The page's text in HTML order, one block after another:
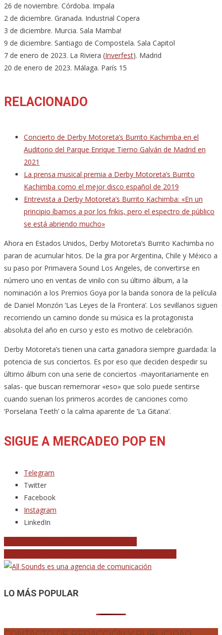
26 de noviembre. Córdoba. Impala
2 de diciembre. Granada. Industrial Copera
3 de diciembre. Murcia. Sala Mamba!
9 de diciembre. Santiago de Compostela. Sala Capitol
7 de enero de 2023. La Riviera (Inverfest). Madrid
20 de enero de 2023. Málaga. París 15
RELACIONADO
Concierto de Derby Motoreta’s Burrito Kachimba en el
Auditorio del Parque Enrique Tierno Galván de Madrid en
2021
La prensa musical premia a Derby Motoreta’s Burrito
Kachimba como el mejor disco español de 2019
Entrevista a Derby Motoreta’s Burrito Kachimba: «En un
principio íbamos a por los frikis, pero el espectro de público
se está abriendo mucho»
Ahora en Estados Unidos, Derby Motoreta’s Burrito Kachimba no
paran de acumular hitos. De la gira por Argentina, Chile y México a
su paso por Primavera Sound Los Angeles, de convertirse en
número uno en ventas de vinilo con su último álbum, a la
nominación a los Premios Goya por la banda sonora de la película
de Daniel Monzón ‘Las Leyes de la Frontera’. Los sevillanos siguen
recorriendo un camino donde su música es la protagonista
absoluta del año en curso y esto es motivo de celebración.
Derby Motoreta’s tienen una carta ganadora siempre guardada: la
potencia de sus conciertos. Es por eso que deciden despedir su
último álbum con una serie de conciertos -mayoritariamente en
salas- que buscan rememorar «eso» que solo puede sentirse
cuando suenan los primeros acordes de canciones como
‘Porselana Teeth’ o la calma aparente de ‘La Gitana’.
SIGUE A MERCADEO POP EN
Telegram
Twitter
Facebook
Instagram
LinkedIn
de
entradas
LO MÁS POPULAR